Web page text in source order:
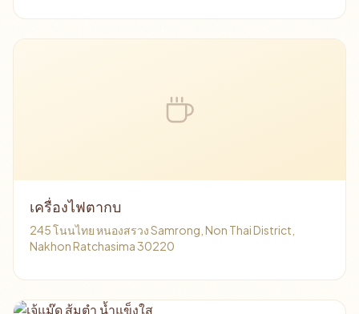
เครื่องไฟตากบ
245 โนนไทย หนองสรวง Samrong, Non Thai District,
Nakhon Ratchasima 30220